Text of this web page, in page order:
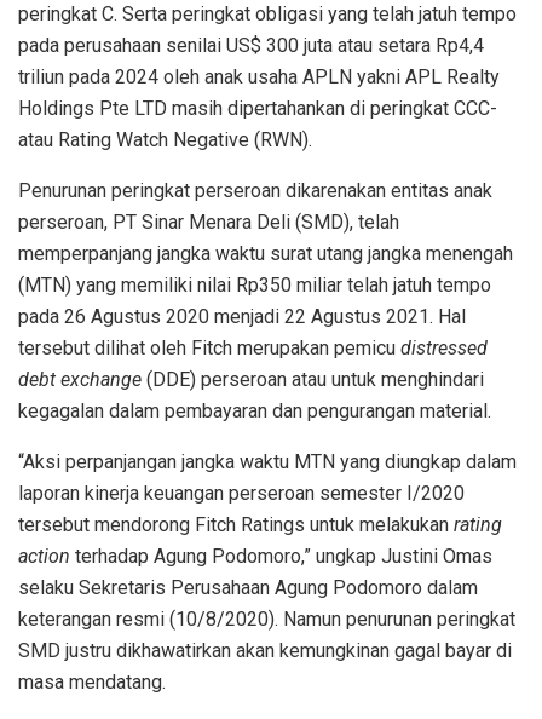
peringkat C. Serta peringkat obligasi yang telah jatuh tempo
pada perusahaan senilai US$ 300 juta atau setara Rp4,4
triliun pada 2024 oleh anak usaha APLN yakni APL Realty
Holdings Pte LTD masih dipertahankan di peringkat CCC-
atau Rating Watch Negative (RWN).
Penurunan peringkat perseroan dikarenakan entitas anak
perseroan, PT Sinar Menara Deli (SMD), telah
memperpanjang jangka waktu surat utang jangka menengah
(MTN) yang memiliki nilai Rp350 miliar telah jatuh tempo
pada 26 Agustus 2020 menjadi 22 Agustus 2021. Hal
tersebut dilihat oleh Fitch merupakan pemicu distressed
debt exchange (DDE) perseroan atau untuk menghindari
kegagalan dalam pembayaran dan pengurangan material.
“Aksi perpanjangan jangka waktu MTN yang diungkap dalam
laporan kinerja keuangan perseroan semester I/2020
tersebut mendorong Fitch Ratings untuk melakukan rating
action terhadap Agung Podomoro,” ungkap Justini Omas
selaku Sekretaris Perusahaan Agung Podomoro dalam
keterangan resmi (10/8/2020). Namun penurunan peringkat
SMD justru dikhawatirkan akan kemungkinan gagal bayar di
masa mendatang.